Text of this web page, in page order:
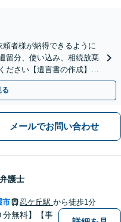
頼者様が納得できるように
留分、使い込み、相続放棄
さい【遺言書の作成】自
可】
る
メールでお問い合わせ
弁護士
市 忍ケ丘駅 から徒歩1分
分無料】【事